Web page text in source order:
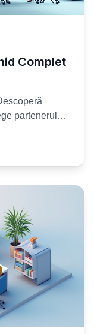
Complet
partenerul